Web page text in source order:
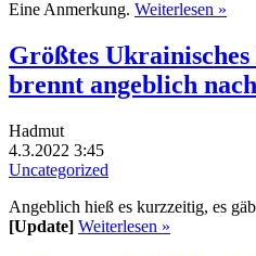
Eine Anmerkung. Weiterlesen »
Größtes
brennt angeblich
Hadmut
4.3.2022 3:45
Uncategorized
Angeblich hieß es kurzzeitig, es
[Update] Weiterlesen »